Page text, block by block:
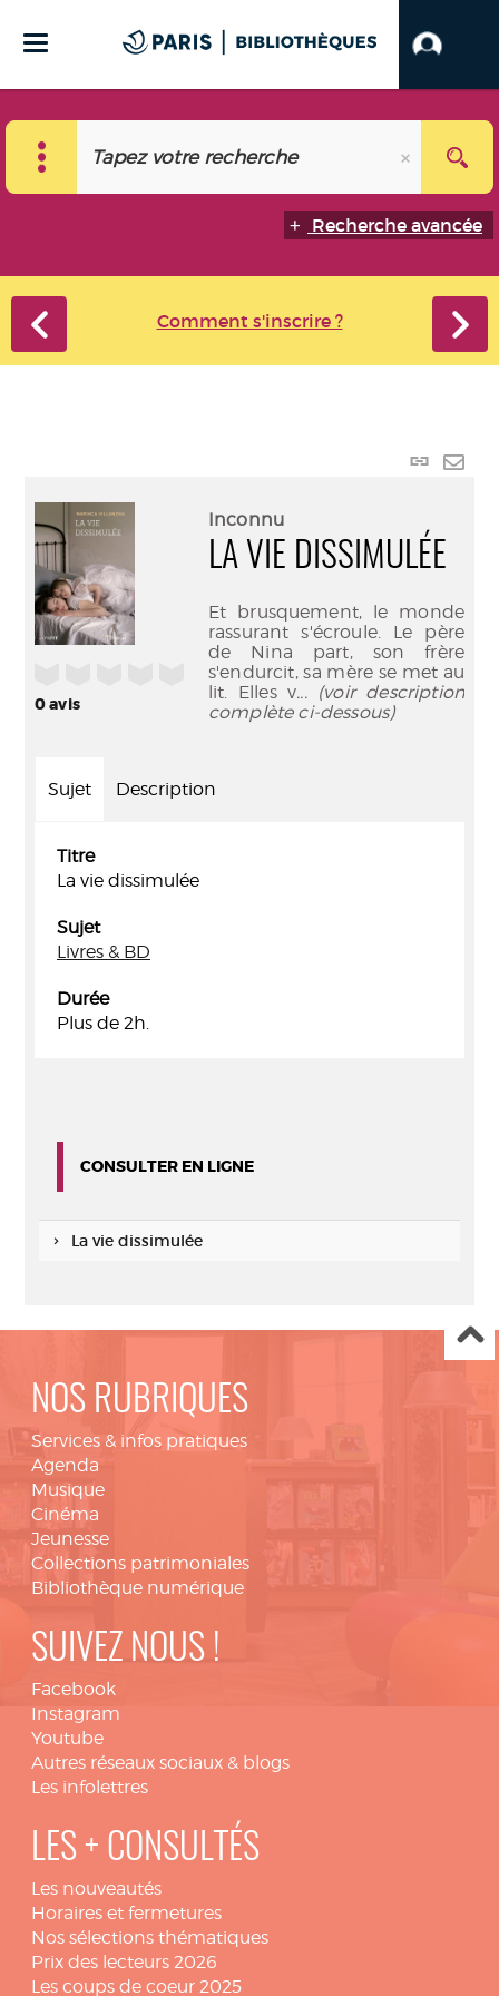
Recherche avancée
Comment s'inscrire ?
Lien
0avis
Inconnu
LA VIE DISSIMULÉE
Et brusquement, le monde
rassurant s'écroule. Le père
de Nina part, son frère
s'endurcit, sa mère se met au
lit. Elles v... (voir description
complète ci-dessous)
Sujet Description
Titre
La vie dissimulée
Sujet
Livres & BD
Durée
Plus de 2h.
CONSULTER EN LIGNE
La vie dissimulée
NOS RUBRIQUES
Services & infos pratiques
Agenda
Musique
Cinéma
Jeunesse
Collections patrimoniales
Bibliothèque numérique
SUIVEZ NOUS !
Facebook
Instagram
Youtube
Autres réseaux sociaux & blogs
Les infolettres
LES + CONSULTÉS
Les nouveautés
Horaires et fermetures
Nos sélections thématiques
Prix des lecteurs 2026
Les coups de coeur 2025